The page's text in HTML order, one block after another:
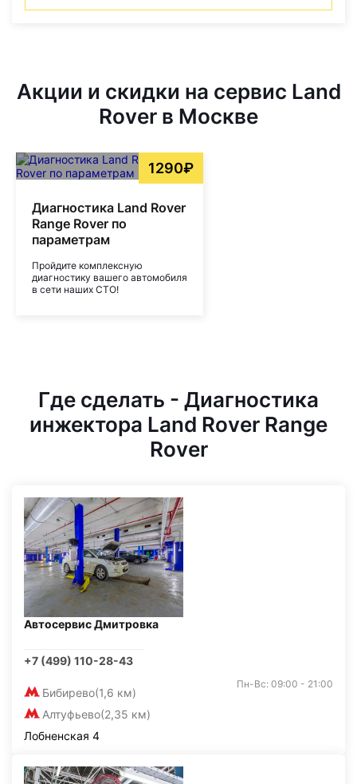
Акции и скидки на сервис Land
Rover в Москве
1290₽
Диагностика Land Rover
Range Rover по
параметрам
Пройдите комплексную
диагностику вашего автомобиля
в сети наших СТО!
Где сделать - Диагностика
инжектора Land Rover Range
Rover
Автосервис Дмитровка
+7 (499) 110-28-43
Бибирево(1,6 км)
Алтуфьево(2,35 км)
Пн-Вс: 09:00 - 21:00
Лобненская 4